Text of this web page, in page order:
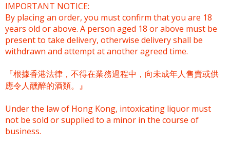
IMPORTANT NOTICE:
By placing an order, you must confirm that you are 18
years old or above. A person aged 18 or above must be
present to take delivery, otherwise delivery shall be
withdrawn and attempt at another agreed time.
『根據香港法律，不得在業務過程中，向未成年人售賣或供
應令人醺醉的酒類。』
Under the law of Hong Kong, intoxicating liquor must
not be sold or supplied to a minor in the course of
business.